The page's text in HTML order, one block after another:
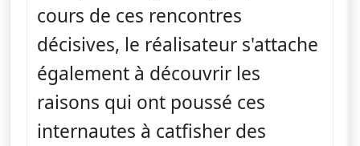
cours de ces rencontres
décisives, le réalisateur s'attache
également à découvrir les
raisons qui ont poussé ces
internautes à catfisher des